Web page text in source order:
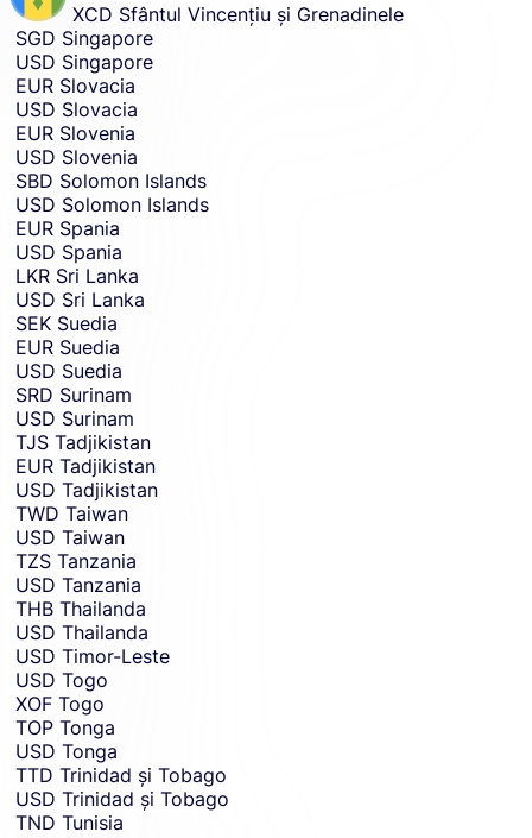
XCD Sfântul Vincențiu și Grenadinele
SGD Singapore
USD Singapore
EUR Slovacia
USD Slovacia
EUR Slovenia
USD Slovenia
SBD Solomon Islands
USD Solomon Islands
EUR Spania
USD Spania
LKR Sri Lanka
USD Sri Lanka
SEK Suedia
EUR Suedia
USD Suedia
SRD Surinam
USD Surinam
TJS Tadjikistan
EUR Tadjikistan
USD Tadjikistan
TWD Taiwan
USD Taiwan
TZS Tanzania
USD Tanzania
THB Thailanda
USD Thailanda
USD Timor-Leste
USD Togo
XOF Togo
TOP Tonga
USD Tonga
TTD Trinidad și Tobago
USD Trinidad și Tobago
TND Tunisia